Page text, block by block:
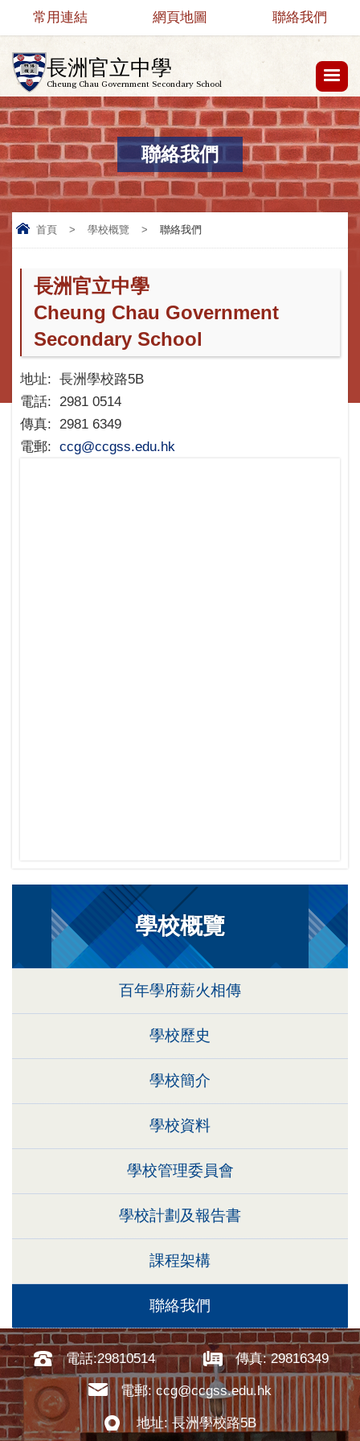
長洲官立中學
Cheung Chau Government Secondary School
常用連結 網頁地圖 聯絡我們
聯絡我們
首頁 > 學校概覽 > 聯絡我們
長洲官立中學
Cheung Chau Government
Secondary School
地址: 長洲學校路5B
電話: 2981 0514
傳真: 2981 6349
電郵: ccg@ccgss.edu.hk
學校概覽
百年學府薪火相傳
學校歷史
學校簡介
學校資料
學校管理委員會
學校計劃及報告書
課程架構
聯絡我們
電話:29810514 傳真: 29816349
電郵: ccg@ccgss.edu.hk
地址: 長洲學校路5B